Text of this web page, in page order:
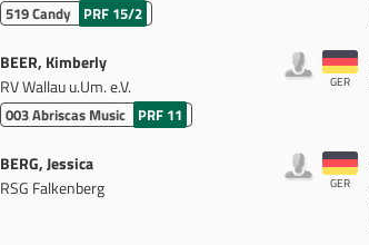
519Candy PRF 15/2
BEER, Kimberly
RV Wallau u.Um. e.V.
003Abriscas Music PRF 11
GER
BERG, Jessica
RSG Falkenberg
GER